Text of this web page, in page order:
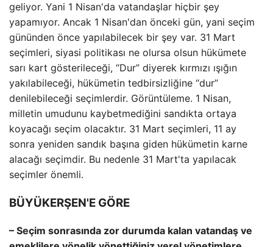
geliyor. Yani 1 Nisan'da vatandaşlar hiçbir şey
yapamıyor. Ancak 1 Nisan'dan önceki gün, yani seçim
gününden önce yapılabilecek bir şey var. 31 Mart
seçimleri, siyasi politikası ne olursa olsun hükümete
sarı kart gösterileceği, “Dur” diyerek kırmızı ışığın
yakılabileceği, hükümetin tedbirsizliğine “dur”
denilebileceği seçimlerdir. Görüntüleme. 1 Nisan,
milletin umudunu kaybetmediğini sandıkta ortaya
koyacağı seçim olacaktır. 31 Mart seçimleri, 11 ay
sonra yeniden sandık başına giden hükümetin karne
alacağı seçimdir. Bu nedenle 31 Mart'ta yapılacak
seçimler önemli.
BÜYÜKERŞEN'E GÖRE
– Seçim sonrasında zor durumda kalan vatandaş ve